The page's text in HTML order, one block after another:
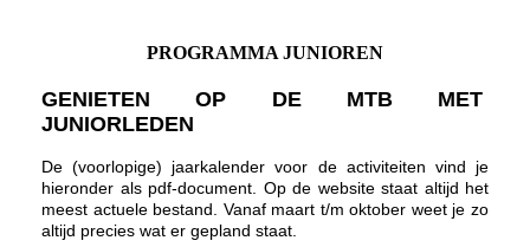
PROGRAMMA JUNIOREN
GENIETEN OP DE MTB MET
JUNIORLEDEN
De (voorlopige) jaarkalender voor de activiteiten vind je
hieronder als pdf-document. Op de website staat altijd het
meest actuele bestand. Vanaf maart t/m oktober weet je zo
altijd precies wat er gepland staat.